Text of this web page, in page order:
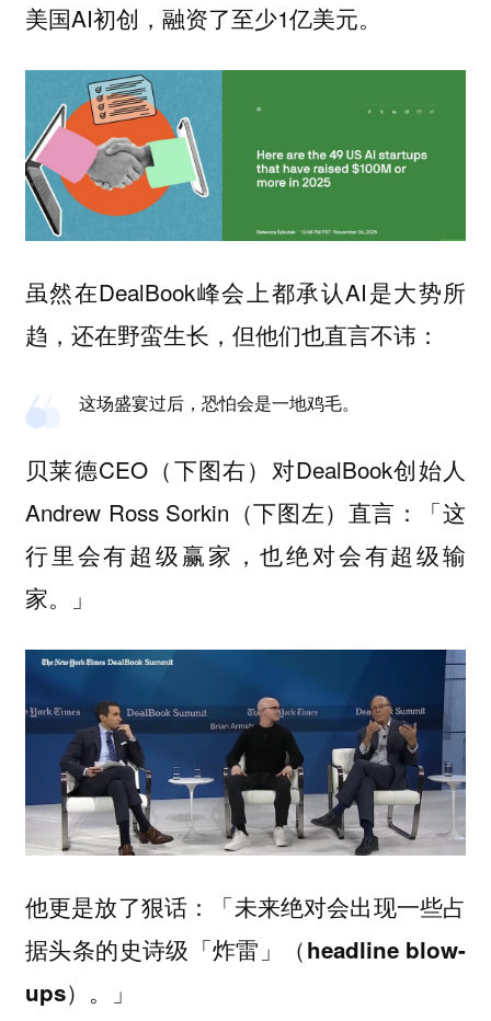
美国AI初创，融资了至少1亿美元。
虽然在DealBook峰会上都承认AI是大势所
趋，还在野蛮生长，但他们也直言不讳：
这场盛宴过后，恐怕会是一地鸡毛。
贝莱德CEO（下图右）对DealBook创始人
Andrew Ross Sorkin（下图左）直言：「这
行里会有超级赢家，也绝对会有超级输
家。
」
他更是放了狠话：「未来绝对会出现一些占
据头条的史诗级「炸雷」（headline blow-
ups） 。」